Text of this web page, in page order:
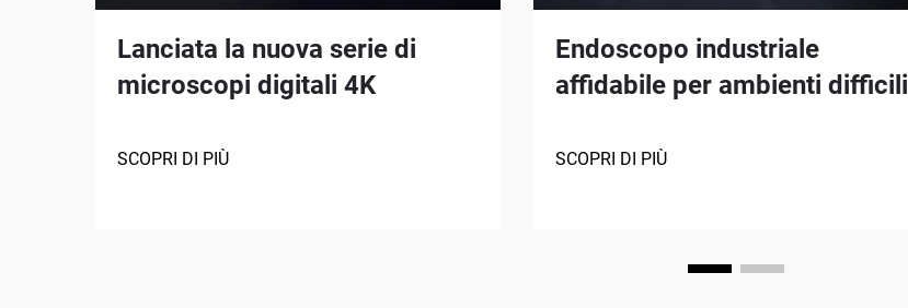
Lanciata la nuova serie di
microscopi digitali 4K
SCOPRI DI PIÙ
Endoscopo industriale
affidabile per ambienti difficili
SCOPRI DI PIÙ